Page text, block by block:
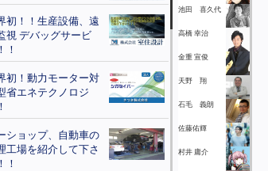
初！！生産設備、遠
視 デバッグサービ
！
初！動力モーター対
省エネテクノロジ
ショップ、自動車の
工場を紹介して下さ
！
池田 喜久代
高橋 幸治
金重 宣俊
天野 翔
石毛 義朗
佐藤佑輝
村井 庸介